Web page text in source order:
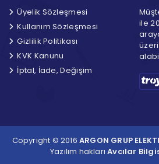
Üyelik Sözleşmesi
Kullanım Sözleşmesi
Gizlilik Politikası
KVK Kanunu
İptal, İade, Değişim
ile
Copyright © 2016ARGON GRUP
Yazılım haklarıAvcılar